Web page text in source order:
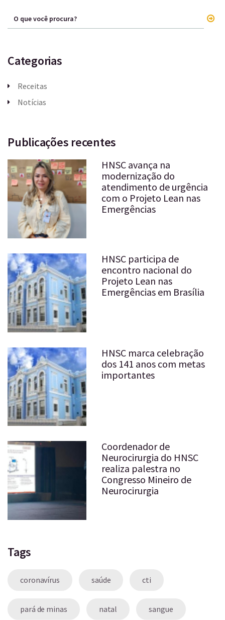
Categorias
Receitas
Notícias
Publicações recentes
HNSC avança na
modernização do
atendimento de urgência
com o Projeto Lean nas
Emergências
HNSC participa de
encontro nacional do
Projeto Lean nas
Emergências em Brasília
HNSC marca celebração
dos 141 anos com metas
importantes
Coordenador de
Neurocirurgia do HNSC
realiza palestra no
Congresso Mineiro de
Neurocirurgia
Tags
coronavírus saúde cti
pará de minas natal sangue